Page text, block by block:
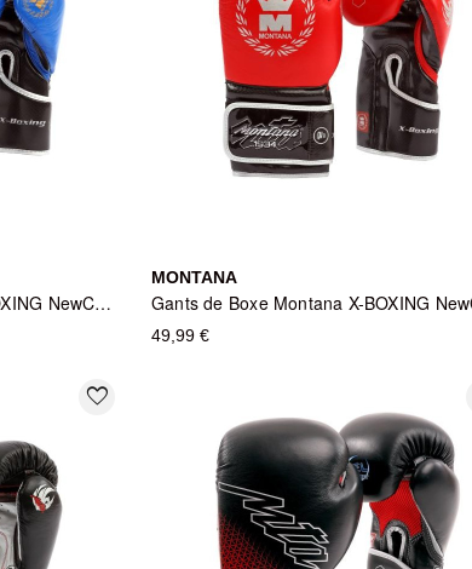
Gants de Boxe Montana X-BOXING NewCode Blue - Bleu
MONTANA
49,99 €
favorite_border